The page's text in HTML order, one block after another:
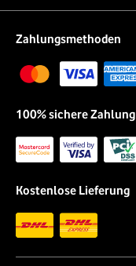
Zahlungsmethoden
100% sichere Zahlung
Kostenlose Lieferung